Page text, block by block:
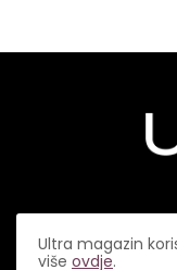
© 2026 ULTRA
Ultra magazin
višeovdje.